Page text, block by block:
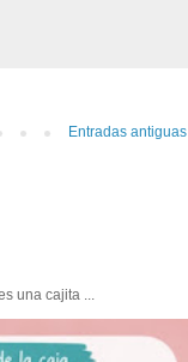
Entradas antiguas
una cajita ...